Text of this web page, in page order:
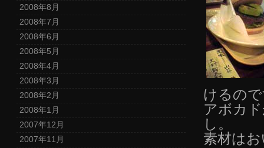
2008年8月
2008年7月
2008年6月
2008年5月
2008年4月
2008年3月
2008年2月
2008年1月
2007年12月
2007年11月
けるの
アボカ
し。
素材は